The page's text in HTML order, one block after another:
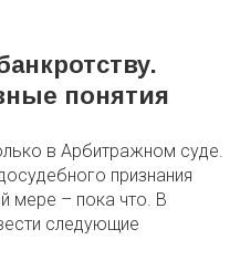
понятия
в Арбитражном суде.
признания
мере – пока что. В
следующие